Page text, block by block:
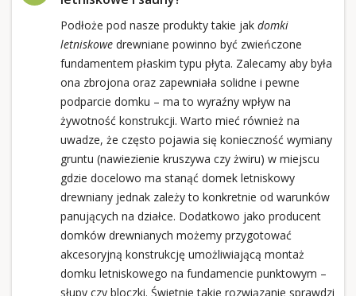
Podłoże pod nasze produkty takie jak domki
letniskowedrewniane powinno być zwieńczone
fundamentem płaskim typu płyta. Zalecamy aby była
ona zbrojona oraz zapewniała solidne i pewne
podparcie domku – ma to wyraźny wpływ na
żywotność konstrukcji. Warto mieć również na
uwadze, że często pojawia się konieczność wymiany
gruntu (nawiezienie kruszywa czy żwiru) w miejscu
gdzie docelowo ma stanąć domek letniskowy
drewniany jednak zależy to konkretnie od warunków
panujących na działce. Dodatkowo jako producent
domków drewnianych możemy przygotować
akcesoryjną konstrukcję umożliwiającą montaż
domku letniskowego na fundamencie punktowym –
słupy czy bloczki. Świetnie takie rozwiązanie sprawdzi